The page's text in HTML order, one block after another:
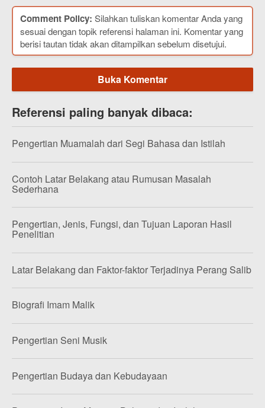
Comment Policy: Silahkan tuliskan komentar Anda yang
sesuai dengan topik referensi halaman ini. Komentar yang
berisi tautan tidak akan ditampilkan sebelum disetujui.
Buka Komentar
Referensi paling banyak dibaca:
Pengertian Muamalah dari Segi Bahasa dan Istilah
Contoh Latar Belakang atau Rumusan Masalah
Sederhana
Pengertian, Jenis, Fungsi, dan Tujuan Laporan Hasil
Penelitian
Latar Belakang dan Faktor-faktor Terjadinya Perang Salib
Biografi Imam Malik
Pengertian Seni Musik
Pengertian Budaya dan Kebudayaan